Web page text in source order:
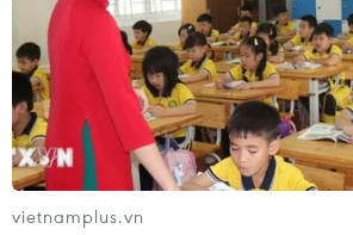
Bão số 1 không gây thiệt hại về
bão tập trung trong phạm vi hẹp,
Móng Cái và đặc khu Cô Tô; các
nhận thiệt hại không đáng kể.
vietnamplus.vn